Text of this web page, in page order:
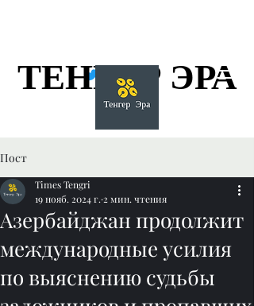
ТЕНГЕР ЭРА
ТЕНГЕР ЭРА
Пост
Азербайджан продолжит
международные усилия
по выяснению судьбы
Times Tengri
19 нояб. 2024 г. 2 мин. чтения